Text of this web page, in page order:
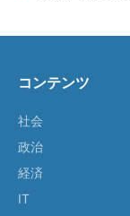
コンテンツ
社会
政治
経済
IT